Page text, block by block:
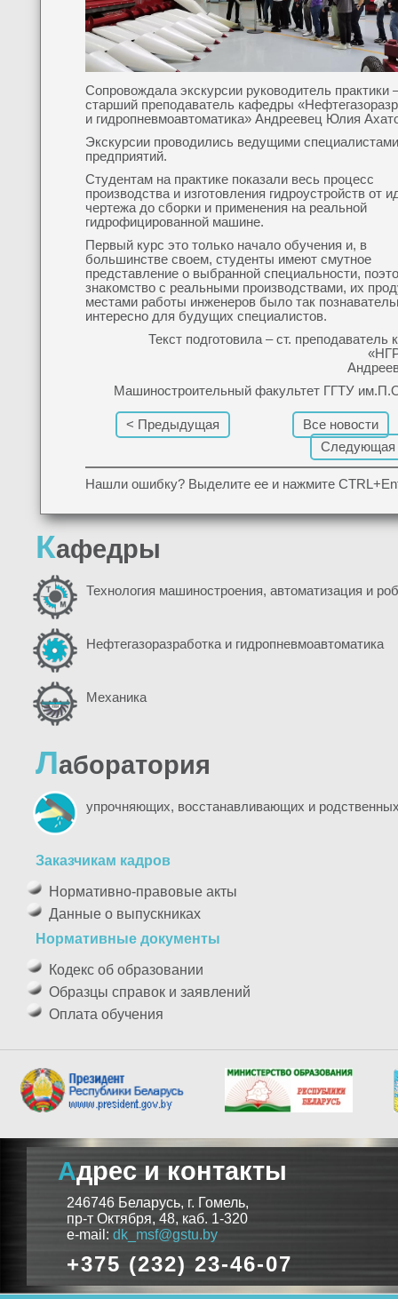
Сопровождала экскурсии руководитель практики
старший преподаватель кафедры
и гидропневмоавтоматика» Андреевец Юлия
Экскурсии проводились ведущими специалистами
предприятий.
Студентам на практике показали весь процесс
производства и изготовления гидроустройств от
чертежа до сборки и применения на реальной
гидрофицированной машине.
Первый курс это только начало обучения и, в
большинстве своем, студенты имеют смутное
представление о выбранной специальности,
знакомство с реальными производствами, их
местами работы инженеров было так
интересно для будущих специалистов.
Текст подготовила – ст. преподаватель
Машиностроительный факультет ГГТУ
< Предыдущая
Все новости
Следующая
Нашли ошибку? Выделите ее и нажмите
Кафедры
Технология машиностроения, автоматизация и
Нефтегазоразработка и гидропневмоавтоматика
Механика
Лаборатория
упрочняющих, восстанавливающих и
Заказчикам кадров
Нормативно-правовые акты
Данные о выпускниках
Нормативные документы
Кодекс об образовании
Образцы справок и заявлений
Оплата обучения
Адрес и контакты
246746 Беларусь, г. Гомель,
пр-т Октября, 48, каб. 1-320
e-mail: dk_msf@gstu.by
+375 (232) 23-46-07